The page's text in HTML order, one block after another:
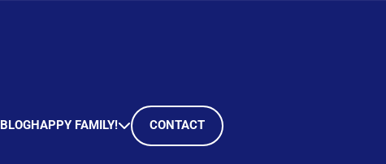
BLOGHAPPY FAMILY! CONTACT